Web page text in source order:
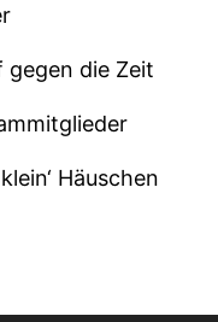
gegen die Zeit
Häuschen